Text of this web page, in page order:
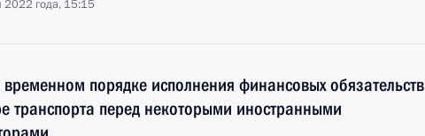
2022 года, 15:15
временном порядке исполнения финансовых обязательств
транспорта перед некоторыми иностранными